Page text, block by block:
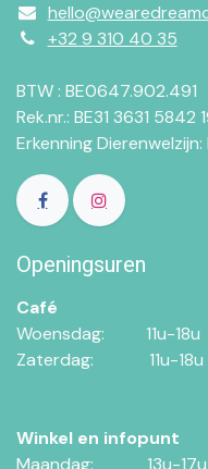
+32 9 310 40 35
BTW : BE0647.902.491
Rek.nr.: BE31 3631 5842
Erkenning
Openingsuren
Café
Woensdag:​​
11u-18u
Zaterdag:​
​11u-18u
Winkel en infopunt
Maandag:​​​
​13u-17u